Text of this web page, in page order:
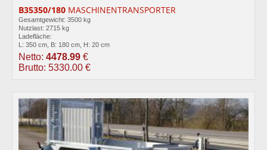
B35350/180 MASCHINENTRANSPORTER
Gesamtgewicht: 3500 kg
Nutzlast: 2715 kg
Ladefläche:
L: 350 cm, B: 180 cm, H: 20 cm
Netto: 4478.99 €
Brutto: 5330.00 €